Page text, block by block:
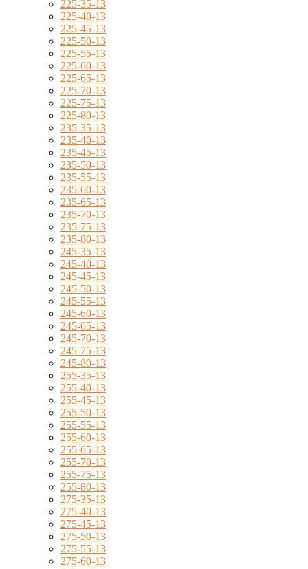
225-35-13
225-40-13
225-45-13
225-50-13
225-55-13
225-60-13
225-65-13
225-70-13
225-75-13
225-80-13
235-35-13
235-40-13
235-45-13
235-50-13
235-55-13
235-60-13
235-65-13
235-70-13
235-75-13
235-80-13
245-35-13
245-40-13
245-45-13
245-50-13
245-55-13
245-60-13
245-65-13
245-70-13
245-75-13
245-80-13
255-35-13
255-40-13
255-45-13
255-50-13
255-55-13
255-60-13
255-65-13
255-70-13
255-75-13
255-80-13
275-35-13
275-40-13
275-45-13
275-50-13
275-55-13
275-60-13